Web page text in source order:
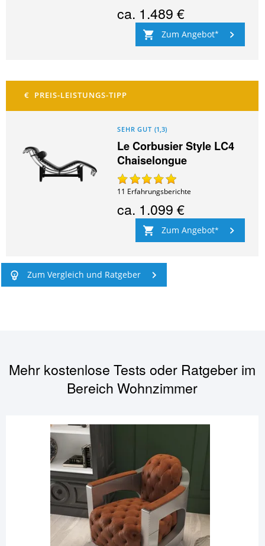
ca. 1.489 €
Zum Angebot
SEHR GUT (1,3)
Le Corbusier Style LC4
Chaiselongue
11 Erfahrungsberichte
ca. 1.099 €
Zum Angebot
Zum Vergleich und Ratgeber
Mehr kostenlose Tests oder Ratgeber im
BereichWohnzimmer